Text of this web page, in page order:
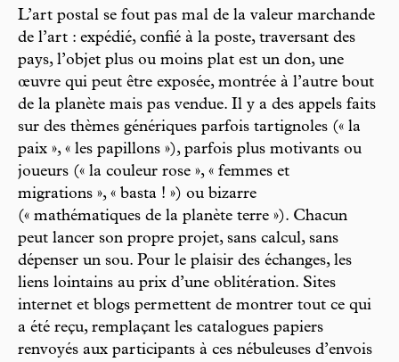
L’art postal se fout pas mal de la valeur marchande
de l’art : expédié, confié à la poste, traversant des
pays, l’objet plus ou moins plat est un don, une
œuvre qui peut être exposée, montrée à l’autre bout
de la planète mais pas vendue. Il y a des appels faits
sur des thèmes génériques parfois tartignoles (« la
paix », « les papillons »), parfois plus motivants ou
joueurs (« la couleur rose », « femmes et
migrations », « basta ! ») ou bizarre
(« mathématiques de la planète terre »). Chacun
peut lancer son propre projet, sans calcul, sans
dépenser un sou. Pour le plaisir des échanges, les
liens lointains au prix d’une oblitération. Sites
internet et blogs permettent de montrer tout ce qui
a été reçu, remplaçant les catalogues papiers
renvoyés aux participants à ces nébuleuses d’envois